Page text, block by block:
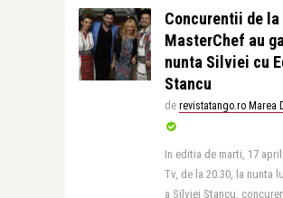
Concurentii de la
MasterChef au
nunta Silviei cu
Stancu
de revistatango.ro Marea
In editia de marti, 17
Tv, de la 20.30, la nunta
a Silviei Stancu,